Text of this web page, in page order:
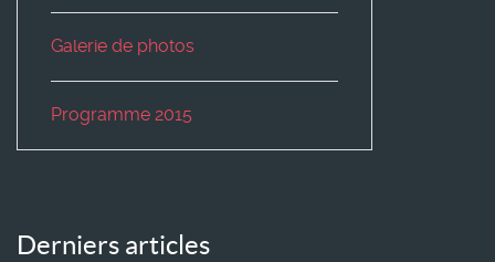
Galerie de photos
Programme 2015
Derniers articles